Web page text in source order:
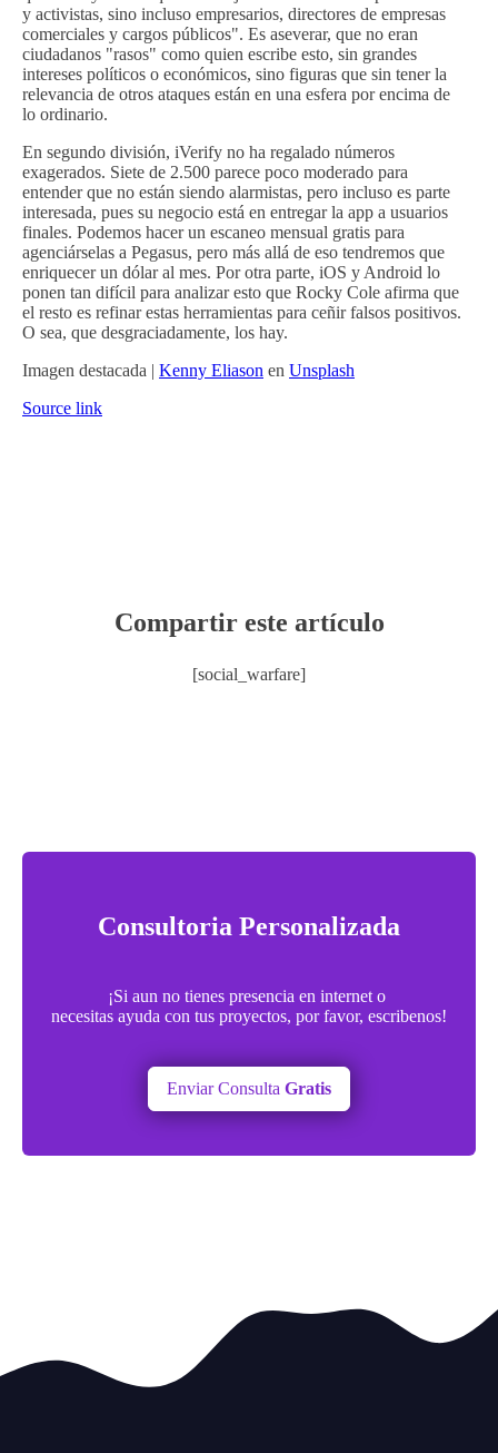
y activistas, sino incluso empresarios, directores de empresas
comerciales y cargos públicos". Es aseverar, que no eran
ciudadanos "rasos" como quien escribe esto, sin grandes
intereses políticos o económicos, sino figuras que sin tener la
relevancia de otros ataques están en una esfera por encima de
lo ordinario.
En segundo división, iVerify no ha regalado números
exagerados. Siete de 2.500 parece poco moderado para
entender que no están siendo alarmistas, pero incluso es parte
interesada, pues su negocio está en entregar la app a usuarios
finales. Podemos hacer un escaneo mensual gratis para
agenciárselas a Pegasus, pero más allá de eso tendremos que
enriquecer un dólar al mes. Por otra parte, iOS y Android lo
ponen tan difícil para analizar esto que Rocky Cole afirma que
el resto es refinar estas herramientas para ceñir falsos positivos.
O sea, que desgraciadamente, los hay.
Imagen destacada | Kenny Eliason en Unsplash
Source link
Compartir este artículo
[social_warfare]
Consultoria Personalizada
¡Si aun no tienes presencia en internet o
necesitas ayuda con tus proyectos, por favor, escribenos!
Enviar Consulta Gratis